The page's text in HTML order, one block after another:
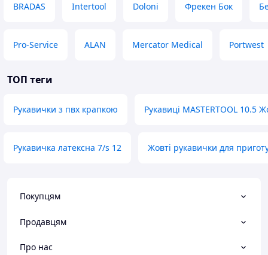
BRADAS Intertool Doloni Фрекен Бок
Pro-Service ALAN Mercator Medical Portwest
ТОП теги
Рукавички з пвх крапкою Рукавиці MASTERTOOL 10.5
Рукавичка латексна 7/s 12 Жовті рукавички для
Покупцям
Продавцям
Про нас